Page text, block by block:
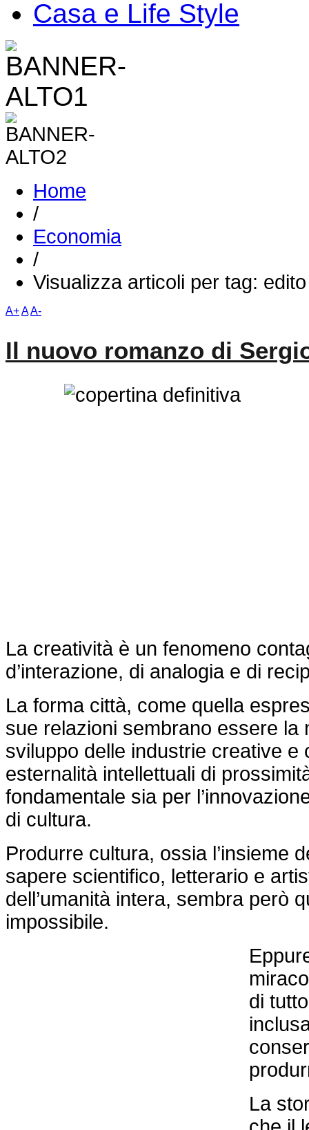
Casa e Life Style
Home
/
Economia
/
Visualizza articoli per tag:
A+AA-
Il nuovo romanzo di
La creatività è un fenomeno
d’interazione, di analogia e di
La forma città, come quella
sue relazioni sembrano essere la
sviluppo delle industrie creative e
esternalità intellettuali di
fondamentale sia per
di cultura.
Produrre cultura, ossia l’insieme
sapere scientifico, letterario e
dell’umanità intera, sembra però
impossibile.
di
La